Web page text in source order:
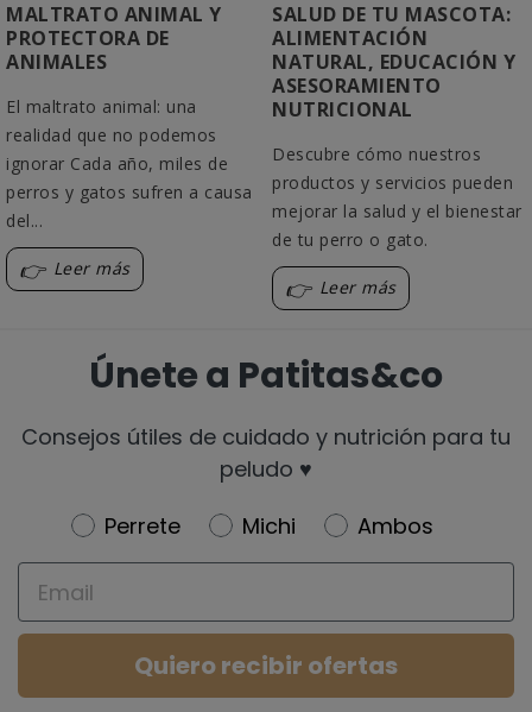
MALTRATO ANIMAL Y
PROTECTORA DE
ANIMALES
El maltrato animal: una
realidad que no podemos
ignorar Cada año, miles de
perros y gatos sufren a causa
del...
Leer más
SALUD DE TU MASCOTA:
ALIMENTACIÓN
NATURAL, EDUCACIÓN Y
ASESORAMIENTO
NUTRICIONAL
Descubre cómo nuestros
productos y servicios pueden
mejorar la salud y el bienestar
de tu perro o gato.
Leer más
Únete a Patitas&co
Consejos útiles de cuidado y nutrición para tu
peludo ♥️
Newsletter
Perrete Michi
Ambos
Email
Quiero recibir ofertas